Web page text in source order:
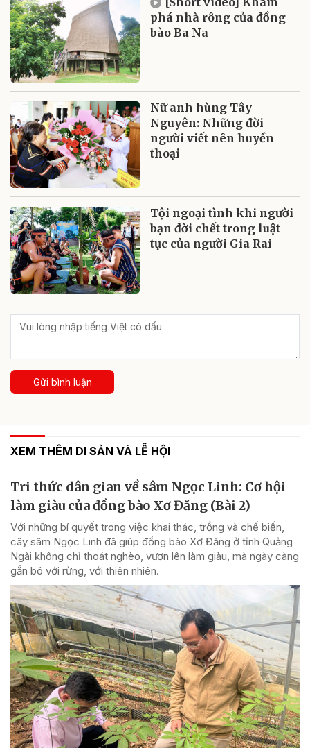
phá nhà rông của đồng
bào Ba Na
Nữ anh hùng Tây
Nguyên: Những đời
người viết nên huyền
thoại
Tội ngoại tình khi người
bạn đời chết trong luật
tục của người Gia Rai
Gửi bình luận
XEM THÊM DI SẢN VÀ LỄ HỘI
Tri thức dân gian về sâm Ngọc Linh: Cơ hội
làm giàu của đồng bào Xơ Đăng (Bài 2)
Với những bí quyết trong việc khai thác, trồng và chế biến,
cây sâm Ngọc Linh đã giúp đồng bào Xơ Đăng ở tỉnh Quảng
Ngãi không chỉ thoát nghèo, vươn lên làm giàu, mà ngày càng
gắn bó với rừng, với thiên nhiên.